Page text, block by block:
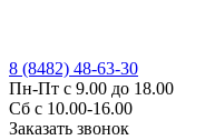
8 (8482) 48-63-30
Пн-Пт с 9.00 до 18.00
Сб с 10.00-16.00
Заказать звонок